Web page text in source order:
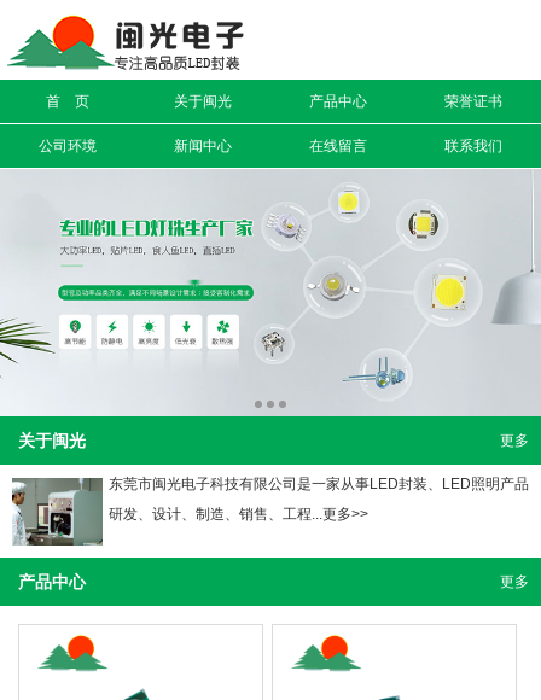
首 页 关于闽光 产品中心 荣誉证书
公司环境 新闻中心 在线留言 联系我们
更多
关于闽光
东莞市闽光电子科技有限公司是一家从事LED封装、LED照明产品
研发、设计、制造、销售、工程...更多>>
更多
产品中心
信息搜索
搜索